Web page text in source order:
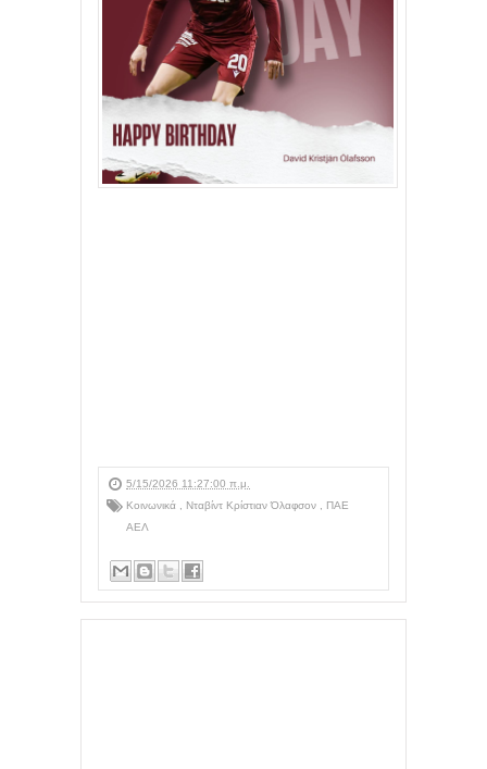
5/15/2026 11:27:00 π.μ.
Κοινωνικά
Νταβίντ Κρίστιαν Όλαφσον
ΠΑΕ
ΑΕΛ